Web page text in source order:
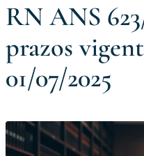
RN ANS
prazos
01/07/2025